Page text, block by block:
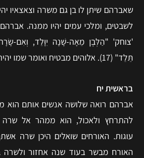
שאברהם שיתן לו בן גם משרה וצאצאיו
לשבטים, ומלכי עמים יהיו ממנה. אברהם
'צוחק' "הַלְּבֶן מֵאָה-שָׁנָה יִוָּלֵד, וְאִם-
תֵּלֵד" (17). אלוהים מבטיח ואומר שמו יהיה יצחק..
בראשית יח
אברהם רואה שלושה אנשים אותם הוא
להתרחץ ולאכול, הוא ממהר אל
עוגות. האורחים שואלים היכן שרה
האורח מבשר בעוד שנה אחזור